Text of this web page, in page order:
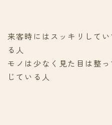
来客時にはスッキリして
る人
モノは少なく見た目は整
じている人